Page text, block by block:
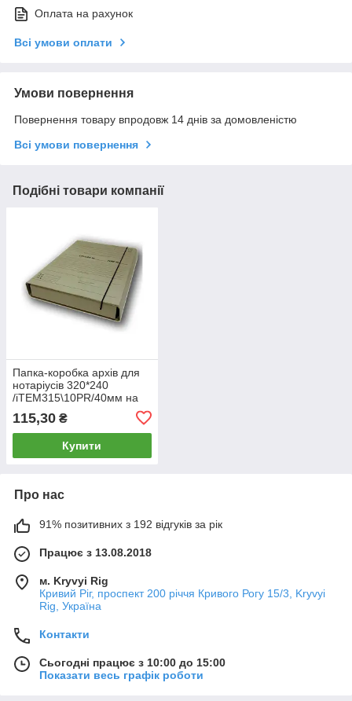
Оплата на рахунок
Всі умови оплати
Умови повернення
Повернення товару впродовж 14 днів за домовленістю
Всі умови повернення
Подібні товари компанії
Папка-коробка архів для
нотаріусів 320*240
/iTEM315\10PR/40мм на
115,30 ₴
Купити
Про нас
91% позитивних з 192 відгуків за рік
Працює з 13.08.2018
м. Kryvyi Rig
Кривий Ріг, проспект 200 річчя Кривого Рогу 15/3, Kryvyi
Rig, Україна
Контакти
Сьогодні працює з 10:00 до 15:00
Показати весь графік роботи